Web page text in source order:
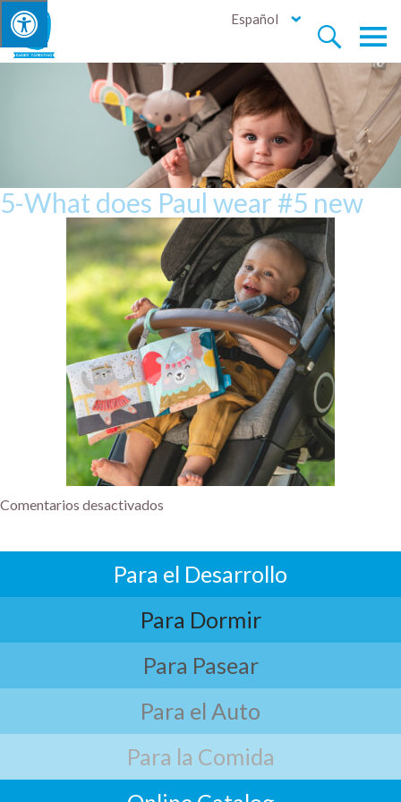


Español
5-What does Paul wear #5 new
Comentarios desactivados
Para el Desarrollo
Para Dormir
Para Pasear
Para el Auto
Para la Comida